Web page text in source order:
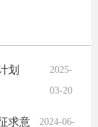
划
2025-
03-20
求意 2024-06-